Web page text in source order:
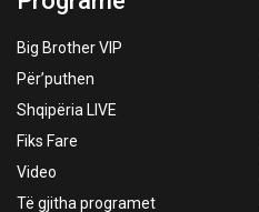
Big Brother VIP
Për’puthen
Shqipëria LIVE
Fiks Fare
Video
Të gjitha programet